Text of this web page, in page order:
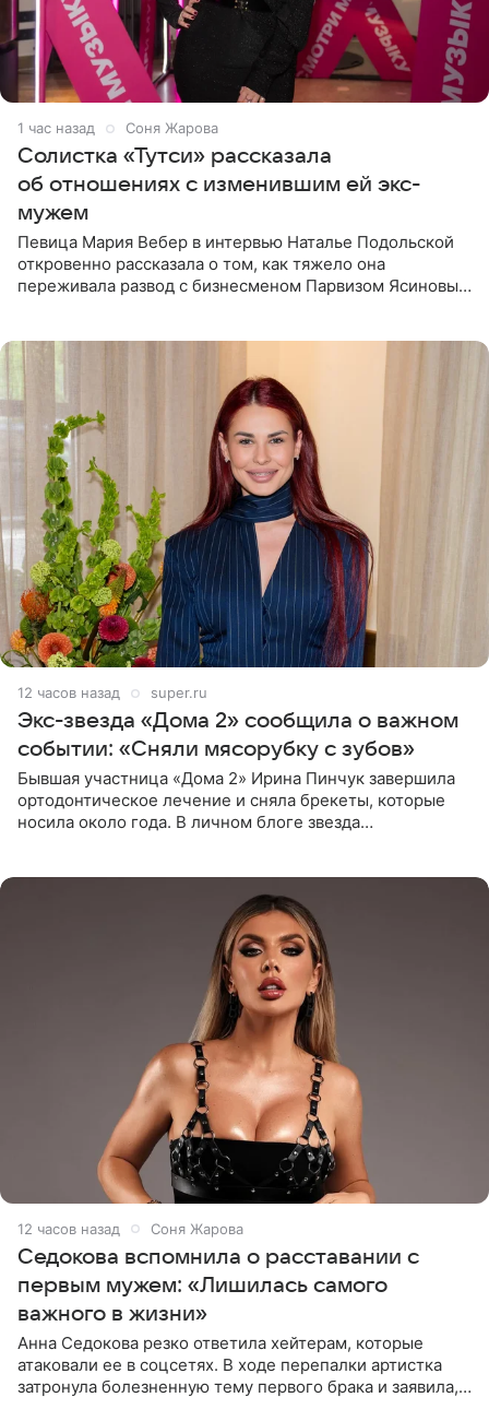
1 час назад Соня Жарова
Солистка «Тутси» рассказала
об отношениях с изменившим ей экс-
мужем
Певица Мария Вебер в интервью Наталье Подольской
откровенно рассказала о том, как тяжело она
переживала развод с бизнесменом Парвизом Ясиновым.
12 часов назад super.ru
Экс-звезда «Дома 2» сообщила о важном
событии: «Сняли мясорубку с зубов»
Бывшая участница «Дома 2» Ирина Пинчук завершила
ортодонтическое лечение и сняла брекеты, которые
носила около года. В личном блоге звезда
12 часов назад Соня Жарова
Седокова вспомнила о расставании с
первым мужем: «Лишилась самого
важного в жизни»
Анна Седокова резко ответила хейтерам, которые
атаковали ее в соцсетях. В ходе перепалки артистка
затронула болезненную тему первого брака и заявила,